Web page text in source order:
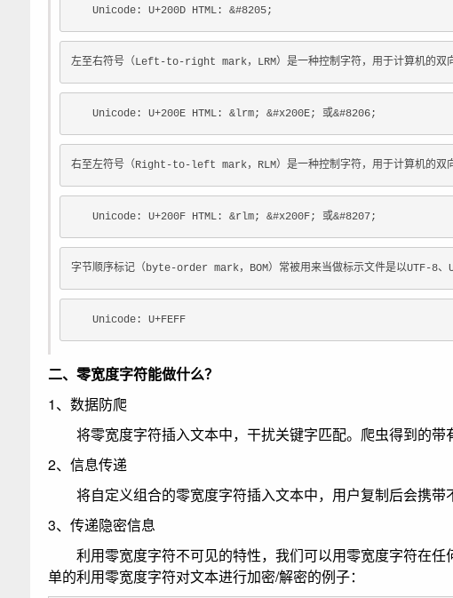
Unicode: U+200D HTML: &#8205;
左至右符号（Left-to-right mark，LRM）是一种控制字符，用于计算机的双向
Unicode: U+200E HTML: &lrm; &#x200E; 或&#8206;
右至左符号（Right-to-left mark，RLM）是一种控制字符，用于计算机的双向
Unicode: U+200F HTML: &rlm; &#x200F; 或&#8207;
字节顺序标记（byte-order mark，BOM）常被用来当做标示文件是以UTF-8、
Unicode: U+FEFF
二、零宽度字符能做什么？
1、数据防爬
将零宽度字符插入文本中，干扰关键字匹配。爬虫得到的带
2、信息传递
将自定义组合的零宽度字符插入文本中，用户复制后会携带
3、传递隐密信息
利用零宽度字符不可见的特性，我们可以用零宽度字符在任
单的利用零宽度字符对文本进行加密/解密的例子：